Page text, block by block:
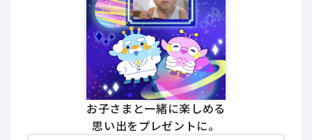
お子さまと一緒に楽しめる
思い出をプレゼントに。